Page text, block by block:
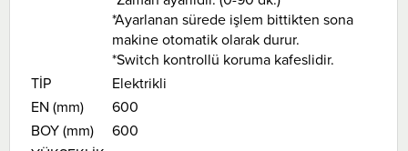
*Ayarlanan sürede işlem bittikten sona
makine otomatik olarak durur.
*Switch kontrollü koruma kafeslidir.
TİP
Elektrikli
EN (mm)
600
BOY (mm)
600